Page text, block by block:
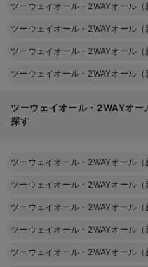
ツーウェイオール・2WAYオール（
ツーウェイオール・2WAYオール（
ツーウェイオール・2WAYオール（
ツーウェイオール・2WAYオール（
ツーウェイオール・2WAYオ
探す
ツーウェイオール・2WAYオール（
ツーウェイオール・2WAYオール（
ツーウェイオール・2WAYオール（
ツーウェイオール・2WAYオール（
ツーウェイオール・2WAYオール（